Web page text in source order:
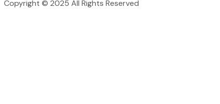
Copyright © 2025 All Rights Reserved